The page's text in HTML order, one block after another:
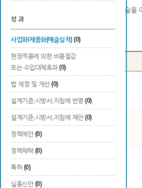
성 과
사업화/제품화(매출실적) (0)
현장적용에 의한 비용절감
또는 수입대체효과 (0)
법 제정 및 개선 (0)
설계기준,시방서,지침에 반영 (0)
설계기준,시방서,지침에 제안 (0)
정책제안 (0)
정책채택 (0)
특허 (0)
실용신안 (0)
※ 국가연구개발사업에 의해 새롭게 개발된 기술을
Total0건
번호